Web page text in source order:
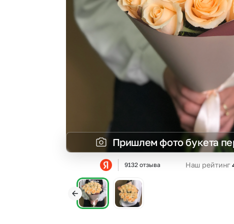
Гортензии
Эустома
Пришлем фото букета
9132 отзыва Наш рейтинг